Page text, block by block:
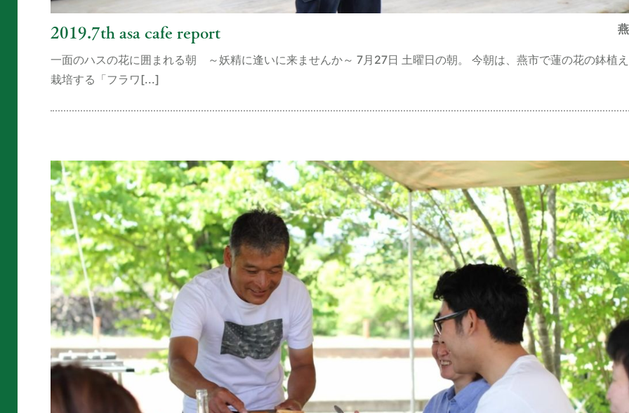
2019.7th asa cafe report
一面のハスの花に囲まれる朝 ～妖精に逢いに来ませんか～ 7月27日 土曜日の朝。 今朝は、燕市で蓮の花の鉢植
栽培する「フラワ[...]